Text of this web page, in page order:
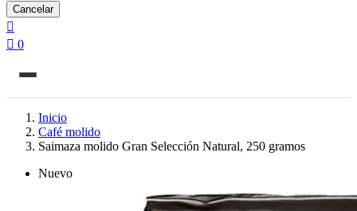
Cancelar

 0
Inicio
Café molido
Saimaza molido Gran Selección Natural, 250 gramos
Nuevo